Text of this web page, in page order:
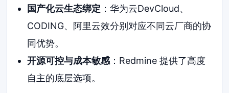
国产化云生态绑定 ：华为云DevCloud、
CODING、阿里云效分别对应不同云厂商的协
同优势。
开源可控与成本敏感：Redmine 提供了高度
自主的底层选项。